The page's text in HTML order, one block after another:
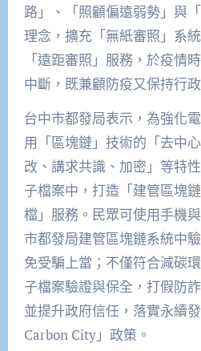
路」、「照顧偏遠弱勢」與
理念，擴充「無紙審照」系
「遠距審照」服務，於疫情
中斷，既兼顧防疫又保持行
台中市都發局表示，為強化
用「區塊鏈」技術的「去中
改、講求共識、加密」等特
子檔案中，打造「建管區塊
檔」服務。民眾可使用手機
市都發局建管區塊鏈系統中
免受騙上當；不僅符合減碳
子檔案驗證與保全，打假防
並提升政府信任，落實永續
Carbon City」政策。